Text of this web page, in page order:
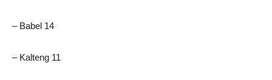
– Babel 14
– Kalteng 11